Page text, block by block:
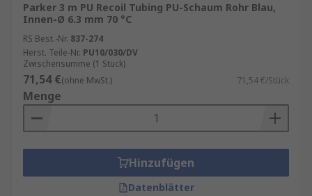
Parker 3 m PU Recoil Tubing PU-Schaum Rohr Blau,
Innen-Ø 6.3 mm 70 °C
RS Best.-Nr. 837-274
Herst. Teile-Nr. PU10/030/DV
Zwischensumme (1 Stück)
71,54 €(ohne MwSt.) 71,54 €/Stück
Menge
Hinzufügen
Datenblätter